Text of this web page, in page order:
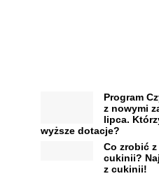
Program
z nowymi
lipca.
wyższe dotacje?
Co zrobić
cukinii?
z cukinii!